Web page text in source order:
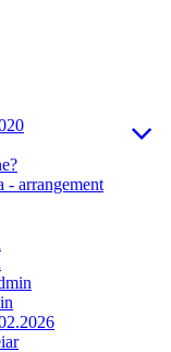
- arrangement